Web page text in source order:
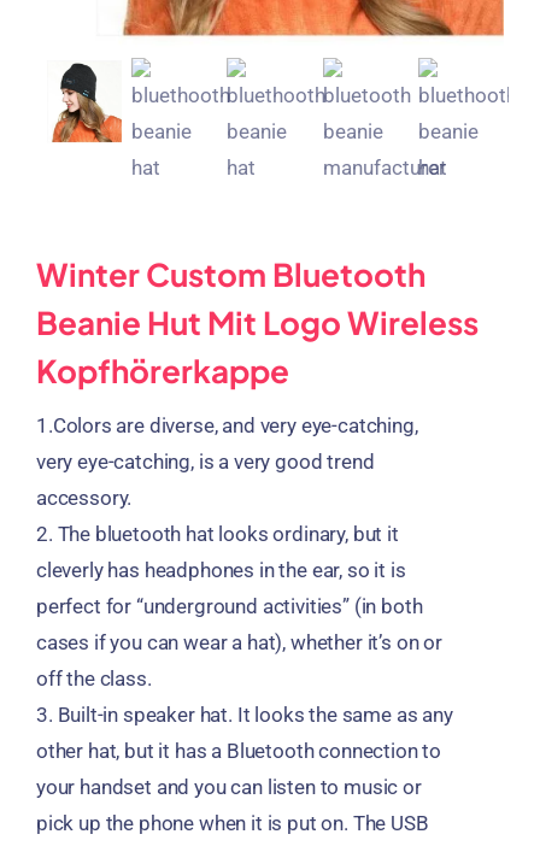
Winter Custom Bluetooth
Beanie Hut Mit Logo Wireless
Kopfhörerkappe
1.Colors are diverse, and very eye-catching,
very eye-catching, is a very good trend
accessory.
2. The bluetooth hat looks ordinary, but it
cleverly has headphones in the ear, so it is
perfect for “underground activities” (in both
cases if you can wear a hat), whether it’s on or
off the class.
3. Built-in speaker hat. It looks the same as any
other hat, but it has a Bluetooth connection to
your handset and you can listen to music or
pick up the phone when it is put on. The USB